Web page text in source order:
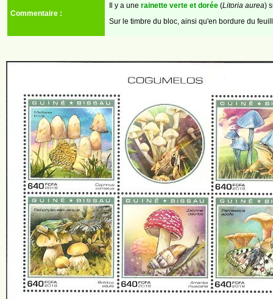
Commentaire :
Il y a une rainette verte et dorée (Litoria aurea)
Sur le timbre du bloc, ainsi qu'en bordure du